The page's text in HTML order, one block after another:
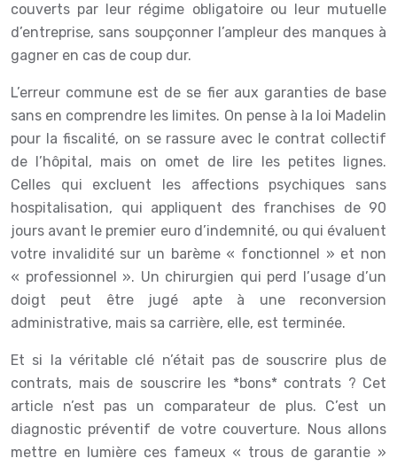
couverts par leur régime obligatoire ou leur mutuelle
d’entreprise, sans soupçonner l’ampleur des manques à
gagner en cas de coup dur.
L’erreur commune est de se fier aux garanties de base
sans en comprendre les limites. On pense à la loi Madelin
pour la fiscalité, on se rassure avec le contrat collectif
de l’hôpital, mais on omet de lire les petites lignes.
Celles qui excluent les affections psychiques sans
hospitalisation, qui appliquent des franchises de 90
jours avant le premier euro d’indemnité, ou qui évaluent
votre invalidité sur un barème « fonctionnel » et non
« professionnel ». Un chirurgien qui perd l’usage d’un
doigt peut être jugé apte à une reconversion
administrative, mais sa carrière, elle, est terminée.
Et si la véritable clé n’était pas de souscrire plus de
contrats, mais de souscrire les *bons* contrats ? Cet
article n’est pas un comparateur de plus. C’est un
diagnostic préventif de votre couverture. Nous allons
mettre en lumière ces fameux « trous de garantie »